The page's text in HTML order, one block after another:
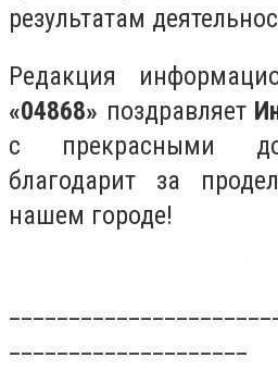
результатам
Редакция
«04868» поздравляет
с прекрасными
благодарит за
нашем городе!